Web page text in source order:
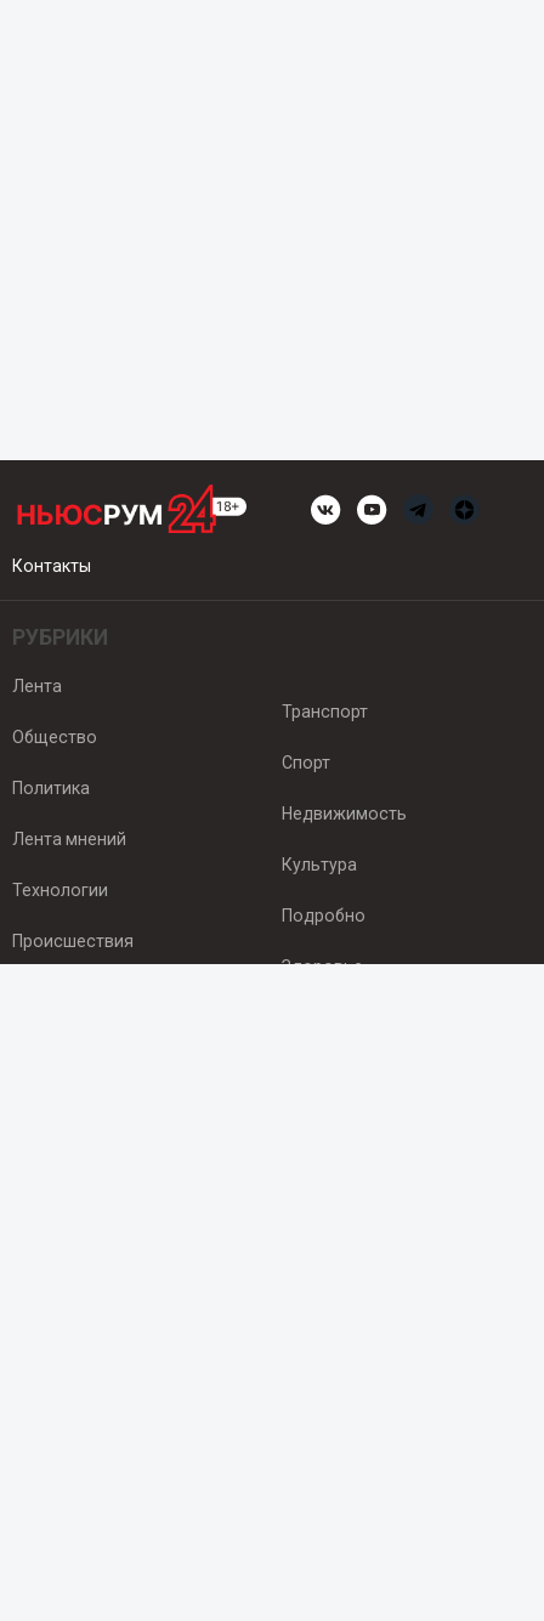
Контакты
РУБРИКИ
Лента
Общество
Политика
Лента мнений
Технологии
Происшествия
Транспорт
Спорт
Недвижимость
Культура
Подробно
Здоровье